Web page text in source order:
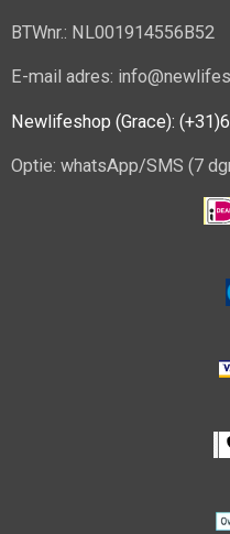
BTWnr.: NL001914556B52
E-mail adres:
Newlifeshop (Grace):
Optie: whatsApp/SMS (7